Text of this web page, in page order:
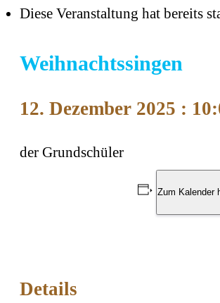
Diese Veranstaltung hat bereits
Weihnachtssingen
12. Dezember 2025 :
der Grundschüler
Zum Kalender
Details